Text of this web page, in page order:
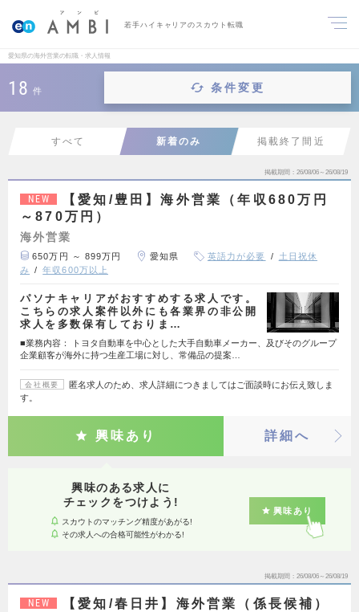
若手ハイキャリアのスカウト転職
愛知県の海外営業の転職・求人情報
18 件 条件変更
すべて 新着のみ 掲載終了間近
掲載期間 26/08/06～26/08/19
NEW
【愛知/豊田】海外営業（年収680万円
～870万円）
海外営業
650万円 ～ 899万円 愛知県 英語力が必要
土日祝休
み
年収600万以上
パソナキャリアがおすすめする求人です。
こちらの求人案件以外にも各業界の非公開
求人を多数保有しておりま…
■業務内容： トヨタ自動車を中心とした大手自動車メーカー、及びそのグループ
企業顧客が海外に持つ生産工場に対し、常備品の提案…
会社概要
匿名求人のため、求人詳細につきましてはご面談時にお伝え致しま
す。
興味あり 詳細へ
興味のある求人に
チェックをつけよう!
スカウトのマッチング精度があがる!
その求人への合格可能性がわかる!
興味あり
掲載期間 26/08/06～26/08/19
NEW
【愛知/春日井】海外営業（係長候補）